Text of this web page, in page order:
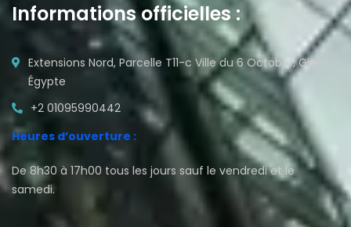
Informations officielles :
Extensions Nord, Parcelle T11-c Ville du 6 Octobre, Gizeh,
Égypte
+2 01095990442
Heures d’ouverture :
De 8h30 à 17h00 tous les jours sauf le vendredi et le
samedi.